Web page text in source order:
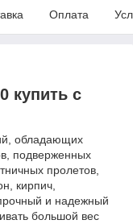
Оплата
купить с
обладающих
подверженных
пролетов,
кирпич,
и надежный
большой вес